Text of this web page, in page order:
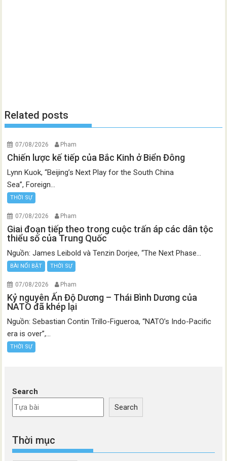
Related posts
07/08/2026 Pham
Chiến lược kế tiếp của Bắc Kinh ở Biển Đông
Lynn Kuok, “Beijing’s Next Play for the South China
Sea”, Foreign...
THỜI SỰ
07/08/2026 Pham
Giai đoạn tiếp theo trong cuộc trấn áp các dân tộc
thiểu số của Trung Quốc
Nguồn: James Leibold và Tenzin Dorjee, “The Next Phase...
BÀI NỔI BẬT THỜI SỰ
07/08/2026 Pham
Kỷ nguyên Ấn Độ Dương – Thái Bình Dương của
NATO đã khép lại
Nguồn: Sebastian Contin Trillo-Figueroa, “NATO’s Indo-Pacific
era is over”,...
THỜI SỰ
Search
Search
Thời mục